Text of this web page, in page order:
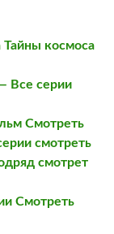
космоса
Все серии
Смотреть
смотреть
смотрет
Смотреть